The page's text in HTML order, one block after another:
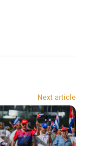
Next article